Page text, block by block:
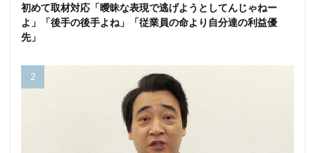
初めて取材対応「曖昧な表現で逃げようとしてんじゃねー
よ」「後手の後手よね」「従業員の命より自分達の利益優
先」